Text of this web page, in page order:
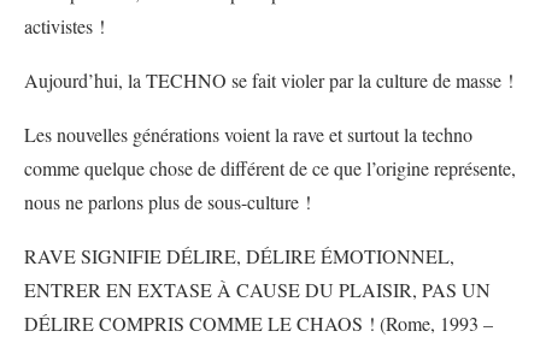
activistes !
Aujourd’hui, la TECHNO se fait violer par la culture de masse !
Les nouvelles générations voient la rave et surtout la techno
comme quelque chose de différent de ce que l’origine représente,
nous ne parlons plus de sous-culture !
RAVE SIGNIFIE DÉLIRE, DÉLIRE ÉMOTIONNEL,
ENTRER EN EXTASE À CAUSE DU PLAISIR, PAS UN
DÉLIRE COMPRIS COMME LE CHAOS ! (Rome, 1993 –